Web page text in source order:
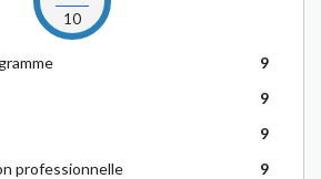
10
9
9
9
professionnelle
9